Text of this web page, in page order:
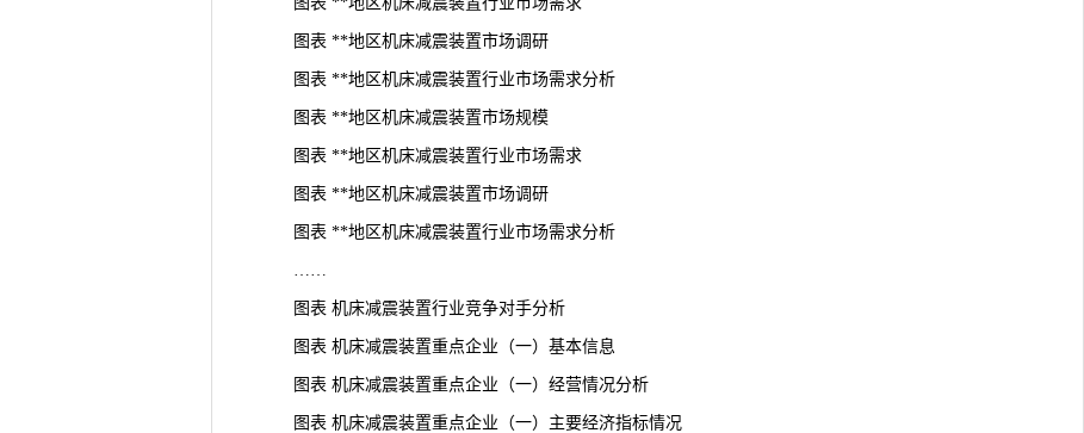
图表 **地区机床减震装置市场调研
图表 **地区机床减震装置行业市场需求分析
图表 **地区机床减震装置市场规模
图表 **地区机床减震装置行业市场需求
图表 **地区机床减震装置市场调研
图表 **地区机床减震装置行业市场需求分析
……
图表 机床减震装置行业竞争对手分析
图表 机床减震装置重点企业（一）基本信息
图表 机床减震装置重点企业（一）经营情况分析
图表 机床减震装置重点企业（一）主要经济指标情况